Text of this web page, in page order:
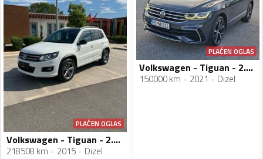
PLAĆEN OGLAS
Volkswagen - Tiguan - 2.0 TDI R LINE 4 MOTION
218508 km 2015 Dizel
PLAĆEN OGLAS
Volkswagen - Tiguan - 2.0 Tdi.R line.200ks. 4 Motion
150000 km 2021 Dizel